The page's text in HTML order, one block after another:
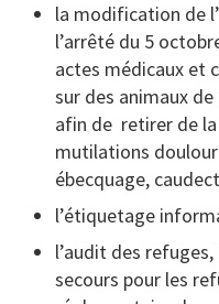
la modification de
l’arrêté du 5
actes médicaux et
sur des animaux
afin de retirer de
mutilations
ébecquage,
l’étiquetage
l’audit des
secours pour les